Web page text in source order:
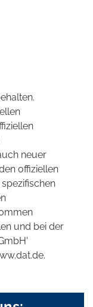
neuer
offiziellen
und bei der